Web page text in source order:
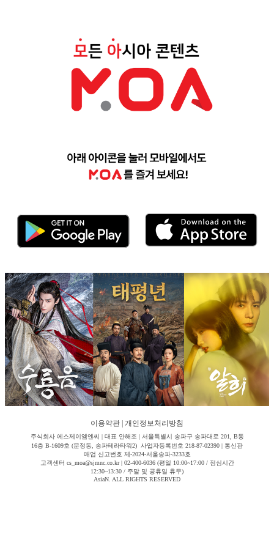
이용약관 개인정보처리방침
주식회사 에스제이엠엔씨 | 대표 안해조 | 서울특별시 송파구 송파대로 201, B동
16층 B-1609호 (문정동, 송파테라타워2) 사업자등록번호 218-87-02390 | 통신판
매업 신고번호 제-2024-서울송파-3233호
고객센터 cs_moa@sjmnc.co.kr | 02-400-6036 (평일 10:00~17:00 / 점심시간
12:30~13:30 / 주말 및 공휴일 휴무)
AsiaN. ALL RIGHTS RESERVED